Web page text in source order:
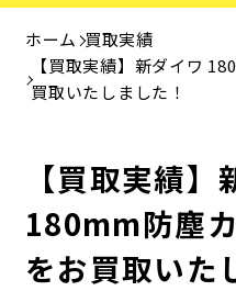
ホーム 買取実績
【買取実績】新ダイワ
買取いたしました！
【買取実績】
180mm防塵
をお買取いた